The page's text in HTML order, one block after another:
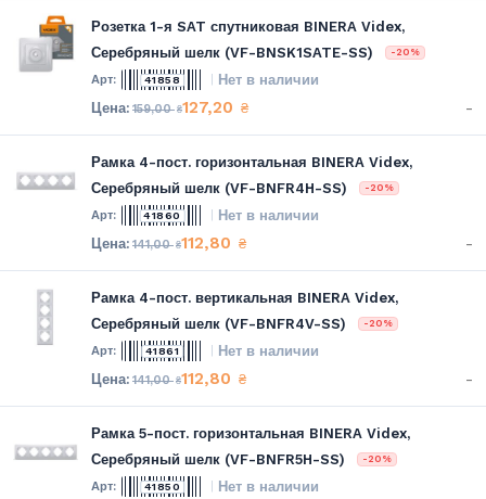
Розетка 1-я SAT спутниковая BINERA Videx,
Серебряный шелк (VF-BNSK1SATE-SS)
-20%
41858 Нет в наличии
159,00₴127,20 ₴ -
Рамка 4-пост. горизонтальная BINERA Videx,
Серебряный шелк (VF-BNFR4H-SS)
-20%
41860 Нет в наличии
141,00₴112,80 ₴ -
Рамка 4-пост. вертикальная BINERA Videx,
Серебряный шелк (VF-BNFR4V-SS)
-20%
41861 Нет в наличии
141,00₴112,80 ₴ -
Рамка 5-пост. горизонтальная BINERA Videx,
Серебряный шелк (VF-BNFR5H-SS)
-20%
41850 Нет в наличии